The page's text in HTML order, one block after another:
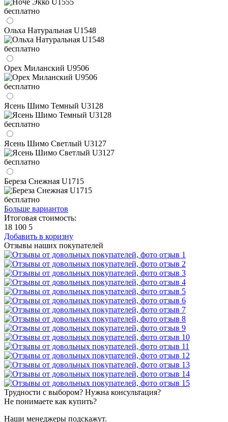
бесплатно
Ольха Натуральная U1548
бесплатно
Орех Миланский U9506
бесплатно
Ясень Шимо Темный U3128
бесплатно
Ясень Шимо Светлый U3127
бесплатно
Береза Снежная U1715
бесплатно
Больше вариантов
Итоговая стоимость:
18 100 5
Добавить в коризну
Отзывы наших покупателей
Трудности с выбором? Нужна консультация?
Не понимаете как купить?
Наши менеджеры подскажут.